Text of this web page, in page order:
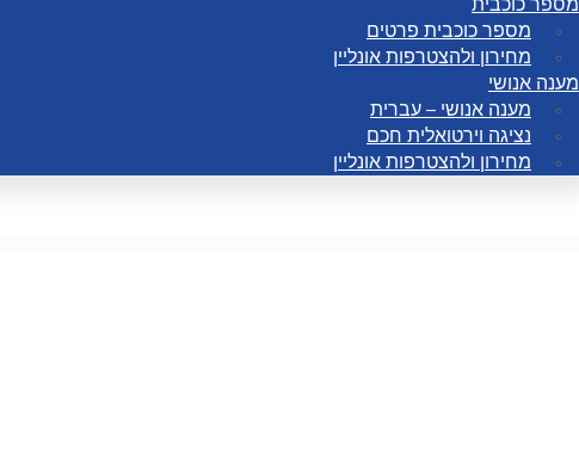
מספר כוכבית פרטים
מחירון ולהצטרפות אונליין
מענה אנושי
מענה אנושי – עברית
נציגה וירטואלית חכם
מחירון ולהצטרפות אונליין